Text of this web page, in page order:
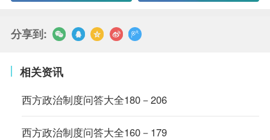
分享到:
相关资讯
西方政治制度问答大全180－206
西方政治制度问答大全160－179